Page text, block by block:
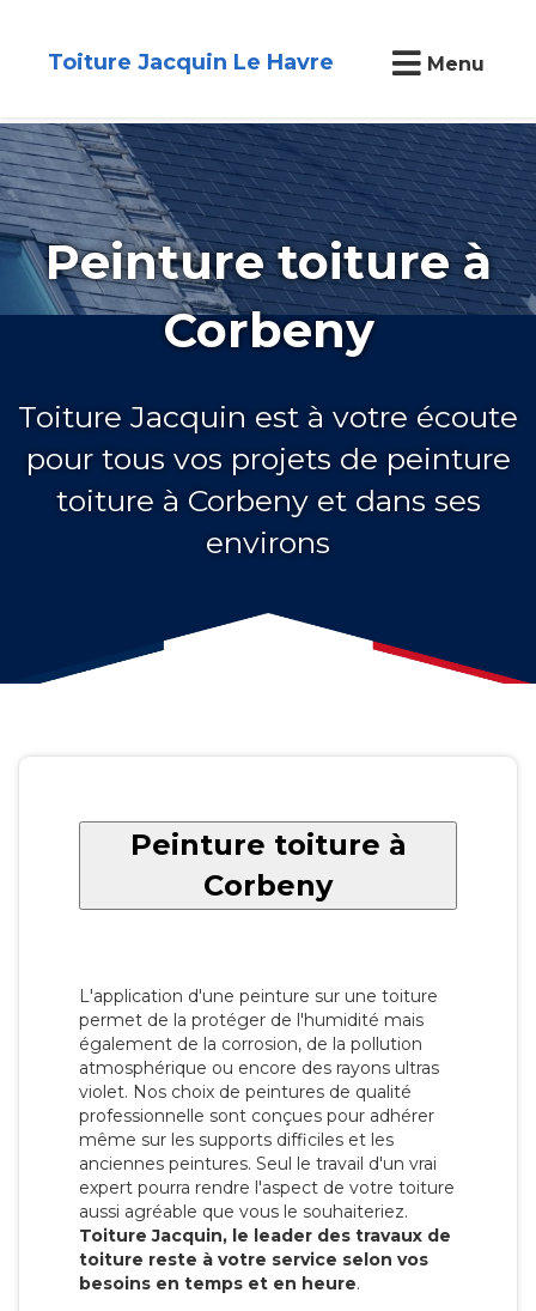
Toiture Jacquin Le Havre Menu
Peinture toiture à
Corbeny
Toiture Jacquin est à votre écoute
pour tous vos projets de peinture
toiture à Corbeny et dans ses
environs
Peinture toiture à
Corbeny
L'application d'une peinture sur une toiture
permet de la protéger de l'humidité mais
également de la corrosion, de la pollution
atmosphérique ou encore des rayons ultras
violet. Nos choix de peintures de qualité
professionnelle sont conçues pour adhérer
même sur les supports difficiles et les
anciennes peintures. Seul le travail d'un vrai
expert pourra rendre l'aspect de votre toiture
aussi agréable que vous le souhaiteriez.
Toiture Jacquin, le leader des travaux de
toiture reste à votre service selon vos
besoins en temps et en heure.